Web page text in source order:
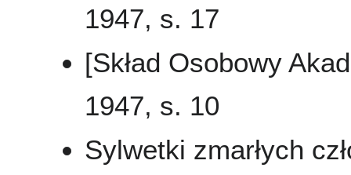
1947, s. 17
[Skład Osobowy
1947, s. 10
Sylwetki zmarłych